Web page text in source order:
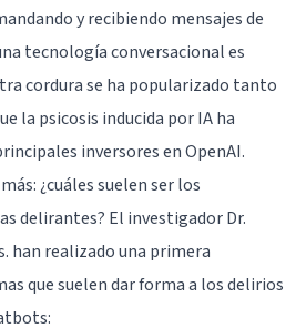
y recibiendo mensajes de
tecnología conversacional es
cordura se ha popularizado tanto
la psicosis inducida por IA ha
inversores en OpenAI.
¿cuáles suelen ser los
delirantes? El investigador Dr.
han realizado una primera
que suelen dar forma a los delirios